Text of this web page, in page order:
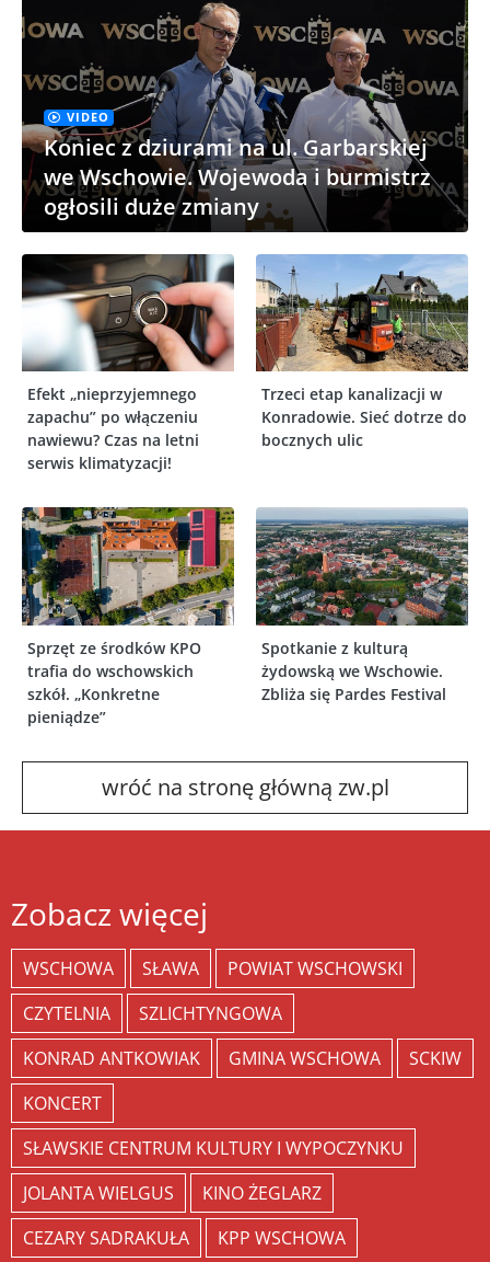
VIDEO
Koniec z dziurami na ul. Garbarskiej
we Wschowie. Wojewoda i burmistrz
ogłosili duże zmiany
Efekt „nieprzyjemnego
zapachu” po włączeniu
nawiewu? Czas na letni
serwis klimatyzacji!
Trzeci etap kanalizacji w
Konradowie. Sieć dotrze do
bocznych ulic
Sprzęt ze środków KPO
trafia do wschowskich
szkół. „Konkretne
pieniądze”
Spotkanie z kulturą
żydowską we Wschowie.
Zbliża się Pardes Festival
wróć na stronę główną zw.pl
Zobacz więcej
WSCHOWA SŁAWA
POWIAT WSCHOWSKI
CZYTELNIA
SZLICHTYNGOWA
KONRAD ANTKOWIAK
GMINA WSCHOWA
SCKIW
KONCERT
SŁAWSKIE CENTRUM KULTURY I WYPOCZYNKU
JOLANTA WIELGUS
KINO ŻEGLARZ
CEZARY SADRAKUŁA
KPP WSCHOWA